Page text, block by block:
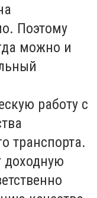
Поэтому
можно и
работу с
транспорта.
доходную